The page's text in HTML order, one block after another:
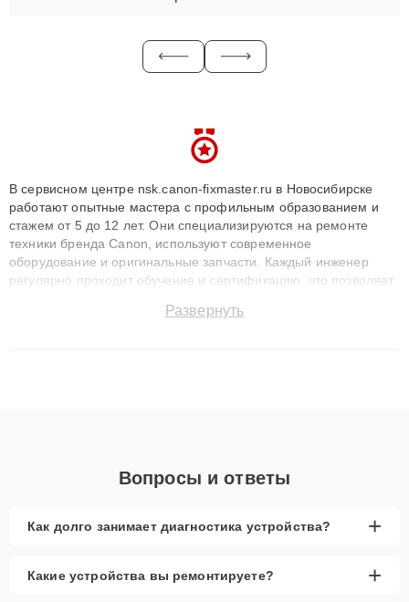
В сервисном центре nsk.canon-fixmaster.ru в Новосибирске
работают опытные мастера с профильным образованием и
стажем от 5 до 12 лет. Они специализируются на ремонте
техники бренда Canon, используют современное
оборудование и оригинальные запчасти. Каждый инженер
регулярно проходит обучение и сертификацию, что позволяет
технику с сохранением гарантии до 3 лет. Наши мастера
Развернуть
Вопросы и ответы
Как долго занимает диагностика устройства? +
Какие устройства вы ремонтируете? +